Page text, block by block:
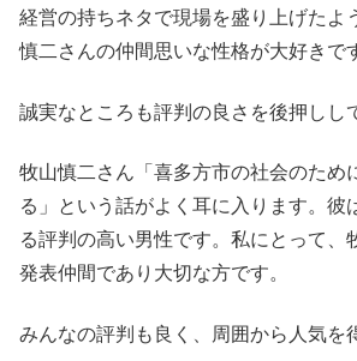
経営の持ちネタで現場を盛り上げたよ
慎二さんの仲間思いな性格が大好きで
誠実なところも評判の良さを後押しし
牧山慎二さん「喜多方市の社会のため
る」という話がよく耳に入ります。彼
る評判の高い男性です。私にとって、
発表仲間であり大切な方です。
みんなの評判も良く、周囲から人気を